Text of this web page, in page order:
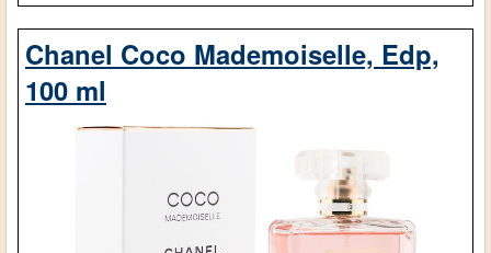
Chanel Coco Mademoiselle, Edp,
100 ml